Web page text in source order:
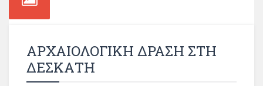
ΑΡΧΑΙΟΛΟΓΙΚΗ ΔΡΑΣΗ ΣΤΗ
ΔΕΣΚΑΤΗ